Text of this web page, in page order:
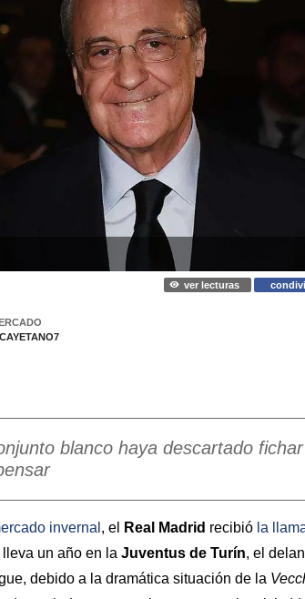
ver lecturas
blanco haya descartado
invernal , el Real Madrid recibió la
un año en la Juventus de Turín, el
debido a la dramática situación de la